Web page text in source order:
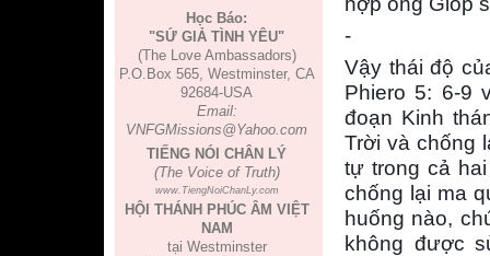
Học Báo:
"SỨ GIẢ TÌNH YÊU"
(The Love Ambassadors)
P.O.Box 565, Westminster, CA
92684-USA
Email:
VNFGMissions@Yahoo.com
TIẾNG NÓI CHÂN LÝ
(The Voice of Truth)
www.TiengNoiChanLy.com
HỘI THÁNH PHÚC ÂM VIỆT
NAM
tại Westminster
-
Vậy thái độ
Phiero 5: 6-9
đoạn Kinh
Trời và chống
tự trong cả
chống lại ma
huống nào,
không được